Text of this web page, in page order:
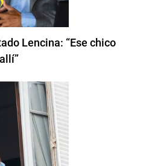
Lencina: “Ese chico